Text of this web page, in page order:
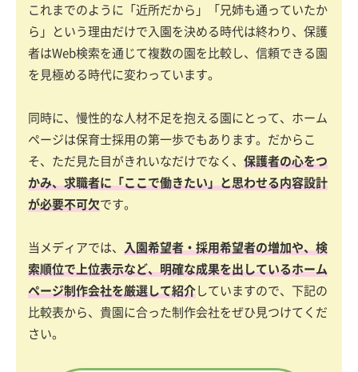
これまでのように「近所だから」「兄姉も通っていたか
ら」という理由だけで入園を決める時代は終わり、保護
者はWeb検索を通じて複数の園を比較し、信頼できる園
を見極める時代に変わっています。
同時に、慢性的な人材不足を抱える園にとって、ホーム
ページは保育士採用の第一歩でもあります。だからこ
そ、ただ見た目がきれいなだけでなく、 保護者の心をつ
かみ、求職者に「ここで働きたい」と思わせる内容設計
が必要不可欠です。
当メディアでは、 入園希望者・採用希望者の増加や、検
索順位で上位表示など、明確な成果を出しているホーム
ページ制作会社を厳選して紹介していますので、下記の
比較表から、貴園に合った制作会社をぜひ見つけてくだ
さい。